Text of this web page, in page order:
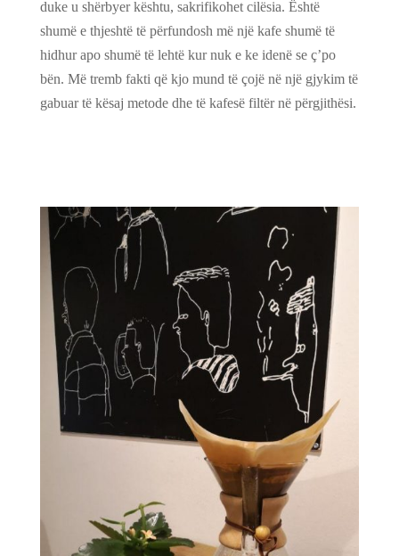
duke u shërbyer kështu, sakrifikohet cilësia. Është
shumë e thjeshtë të përfundosh më një kafe shumë të
hidhur apo shumë të lehtë kur nuk e ke idenë se ç’po
bën. Më tremb fakti që kjo mund të çojë në një gjykim të
gabuar të kësaj metode dhe të kafesë filtër në përgjithësi.